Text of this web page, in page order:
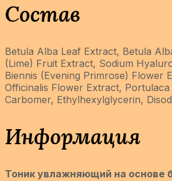
Состав
Betula Alba Leaf Extract, Betula
(Lime) Fruit Extract, Sodium
Biennis (Evening Primrose) Flower
Officinalis Flower Extract,
Carbomer, Ethylhexylglycerin,
Информация
Тоник увлажняющий на основе